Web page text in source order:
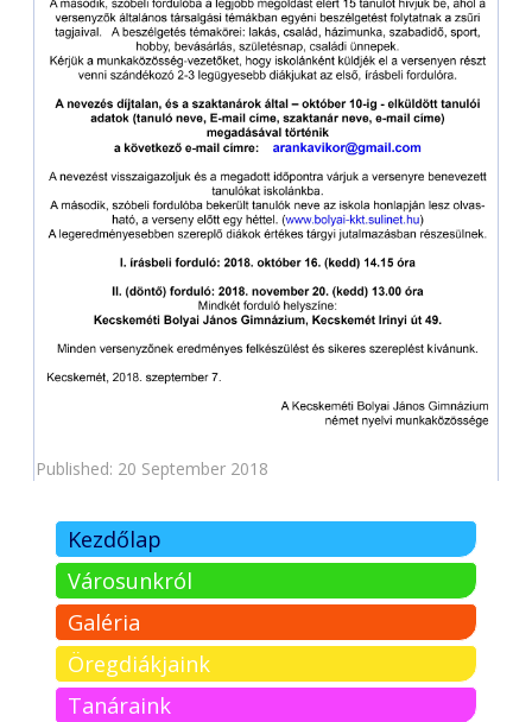
Published: 20 September 2018
Kezdőlap
Városunkról
Galéria
Öregdiákjaink
Tanáraink